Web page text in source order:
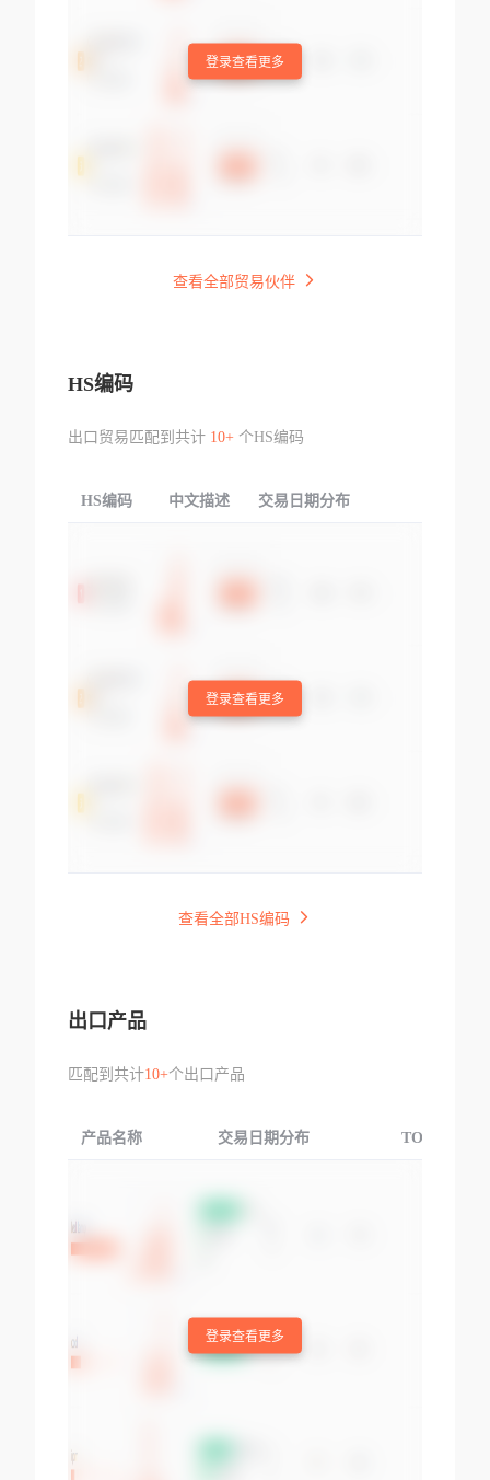
登录查看更多
查看全部贸易伙伴
HS编码
出口贸易匹配到共计 10+个HS编码
HS编码 中文描述 交易日期分布
登录查看更多
查看全部HS编码
出口产品
匹配到共计10+个出口产品
产品名称 交易日期分布 TOP3交易国
登录查看更多